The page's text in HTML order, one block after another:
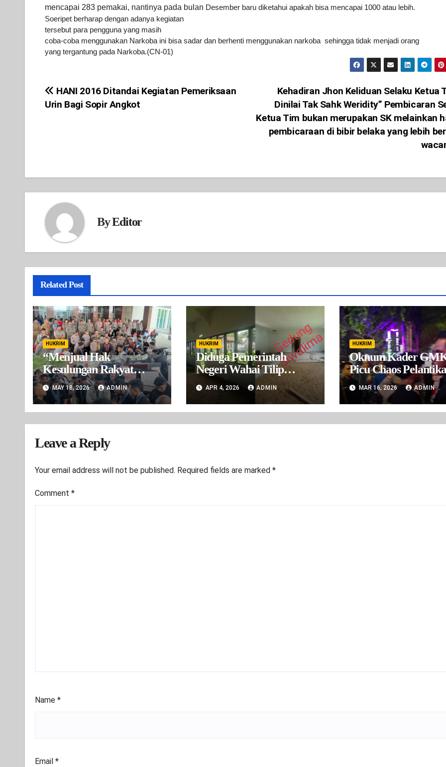
mencapai 283 pemakai, nantinya pada bulan Desember baru diketahui apakah bisa mencapai 1000 atau lebih.
Soeripet berharap dengan adanya kegiatan
tersebut para pengguna yang masih
coba-coba menggunakan Narkoba ini bisa sadar dan berhenti menggunakan narkoba sehingga tidak menjadi orang
yang tergantung pada Narkoba.(CN-01)
Post
navigation
Kehadiran Jhon Keliduan Selaku Ketua
Dinilai Tak Sahk Weridity” Pembicaran
Ketua Tim bukan merupakan SK melainkan
pembicaraan di bibir belaka yang lebih
HANI 2016 Ditandai Kegiatan Pemeriksaan
Urin Bagi Sopir Angkot
ByEditor
Related Post
HUKRIM
“Menjual Hak
Kesulungan Rakyat
Buru: Gubernur dan
Wakil Gubernur Maluku
Dituding Takut
MAY 18, 2026 ADMIN
HUKRIM
Diduga Pemerintah
Negeri Wahai Tilip
Anggaran Desa Wahai
Tahun 2024-2025
APR 4, 2026 ADMIN
HUKRIM
Oknum Kader
Picu Chaos
Ambon, Libatkan
Luar dan Kader
Lain
MAR 16, 2026 ADMIN
Leave a Reply
Your email address will not be published. Required fields are marked *
Comment *
Name *
Email *